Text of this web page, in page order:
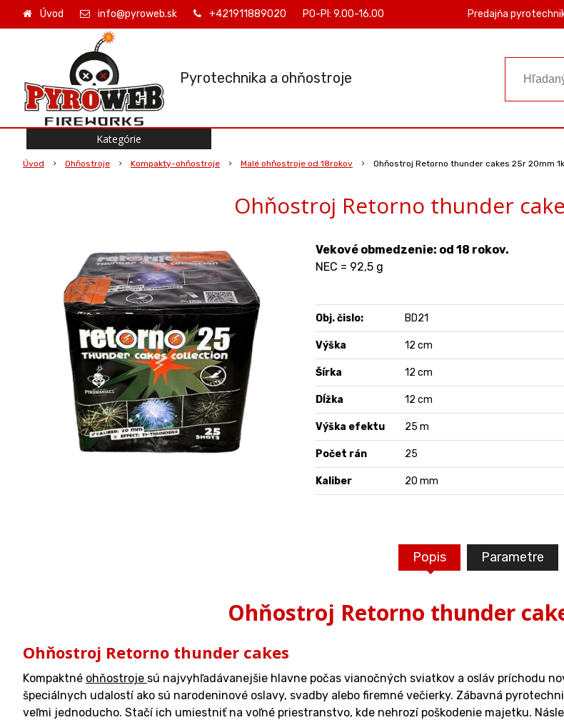
Pyrotechnika a ohňostroje
Úvod info@pyroweb.sk +421911889020 PO-PI: 9.00-16.00 Predajňa
Úvod Ohňostroje Kompakty-ohňostroje Malé ohňostroje od 18rokov Ohňostroj Retorno thunder cakes 25r 20mm
Ohňostroj Retorno thunder
Vekové obmedzenie: od 18 rokov.
NEC = 92,5 g
Obj. čislo: BD21
Výška 12 cm
Šírka 12 cm
Dĺžka 12 cm
Výška efektu 25 m
Počet rán 25
Kaliber 20 mm
Popis Parametre
Ohňostroj Retorno thunder
Ohňostroj Retorno thunder cakes
Kompaktné ohňostroje sú najvyhľadávanejšie hlavne počas vianočných sviatkov a osláv príchodu
špeciálnych udalostí ako sú narodeninové oslavy, svadby alebo firemné večierky. Zábavná
veľmi jednoducho. Stačí ich umiestniť na voľné priestranstvo, kde nehrozí poškodenie majetku.
Kategórie